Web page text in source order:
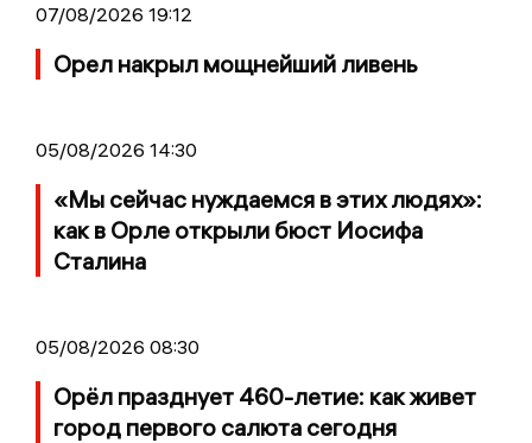
07/08/2026 19:12
Орел накрыл мощнейший ливень
05/08/2026 14:30
«Мы сейчас нуждаемся в этих людях»:
как в Орле открыли бюст Иосифа
Сталина
05/08/2026 08:30
Орёл празднует 460-летие: как живет
город первого салюта сегодня